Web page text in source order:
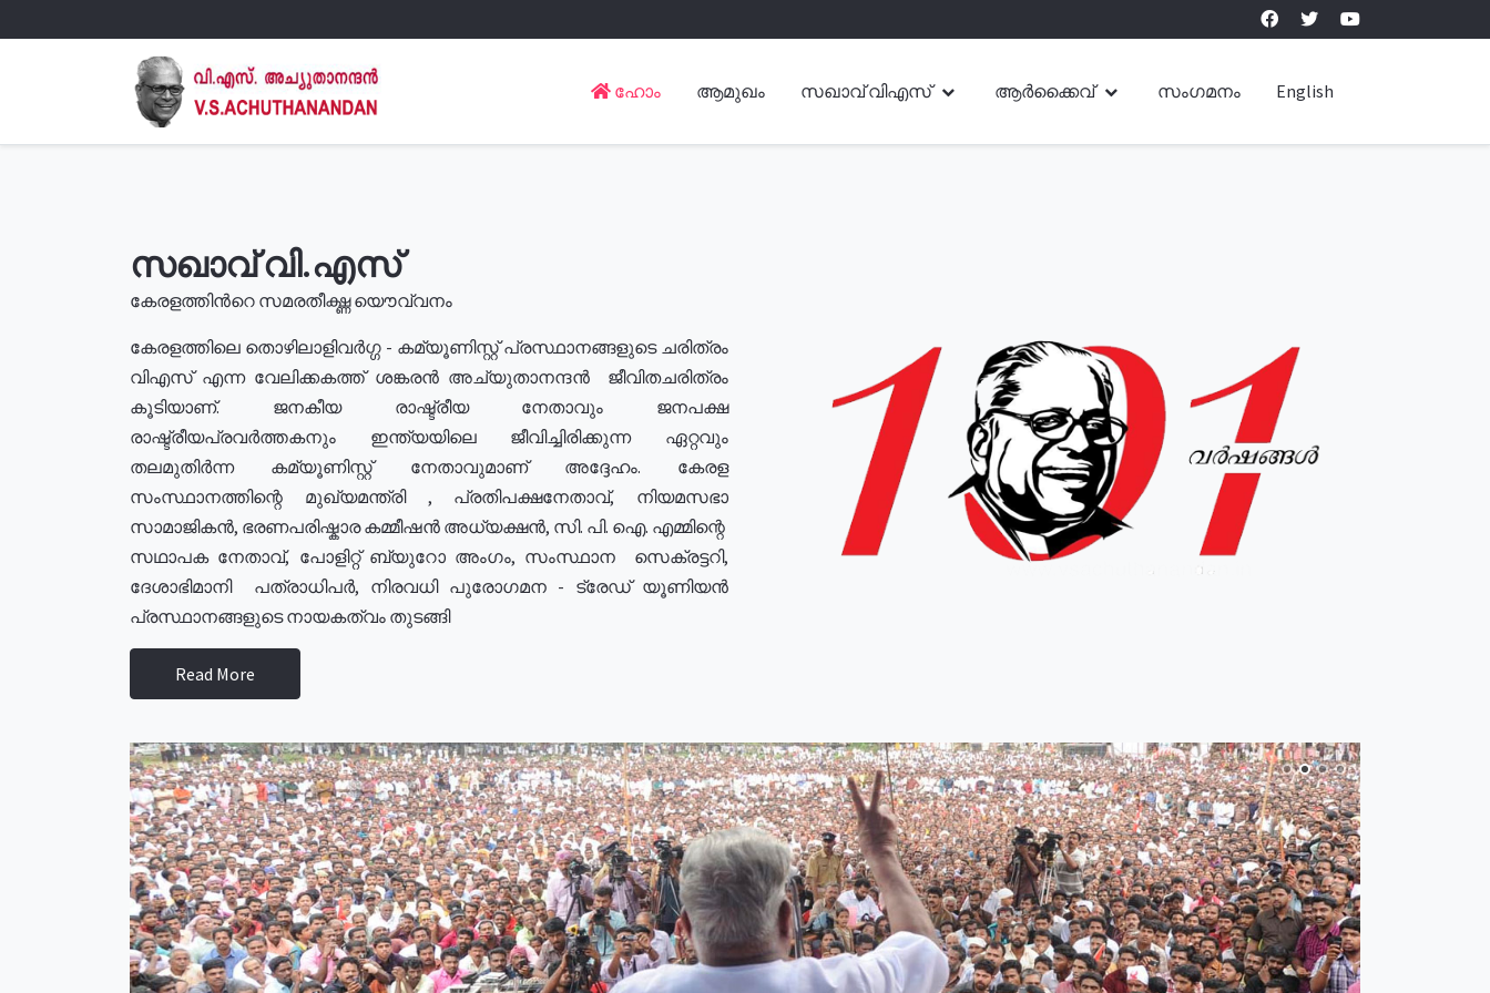
ഹോം ആമുഖം സഖാവ് വിഎസ് ആർക്കൈവ് സംഗമനം English
സഖാവ് വി.എസ്
കേരളത്തിൻറെ സമരതീക്ഷ്ണ യൌവ്വനം
കേരളത്തിലെ തൊഴിലാളിവർഗ്ഗ - കമ്യൂണിസ്റ്റ് പ്രസ്ഥാനങ്ങളുടെ ചരിത്രം
വിഎസ് എന്ന വേലിക്കകത്ത് ശങ്കരൻ അച്യുതാനന്ദൻ ജീവിതചരിത്രം
കൂടിയാണ്. ജനകീയ രാഷ്ട്രീയ നേതാവും ജനപക്ഷ
രാഷ്ട്രീയപ്രവർത്തകനും ഇന്ത്യയിലെ ജീവിച്ചിരിക്കുന്ന ഏറ്റവും
തലമുതിർന്ന കമ്യൂണിസ്റ്റ് നേതാവുമാണ് അദ്ദേഹം. കേരള
സംസ്ഥാനത്തിന്റെ മുഖ്യമന്ത്രി , പ്രതിപക്ഷനേതാവ്, നിയമസഭാ
സാമാജികൻ, ഭരണപരിഷ്കാര കമ്മീഷൻ അധ്യക്ഷൻ, സി. പി. ഐ. എമ്മിന്റെ
സഥാപക നേതാവ്, പോളിറ്റ് ബ്യുറോ അംഗം, സംസ്ഥാന സെക്രട്ടറി,
ദേശാഭിമാനി പത്രാധിപർ, നിരവധി പുരോഗമന - ട്രേഡ് യൂണിയൻ
പ്രസ്ഥാനങ്ങളുടെ നായകത്വം തുടങ്ങി
Read More